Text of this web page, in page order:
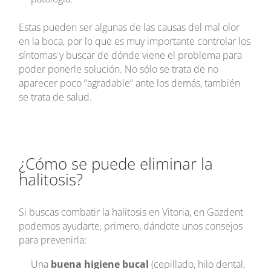
Estas pueden ser algunas de las causas del mal olor
en la boca, por lo que es muy importante controlar los
síntomas y buscar de dónde viene el problema para
poder ponerle solución. No sólo se trata de no
aparecer poco “agradable” ante los demás, también
se trata de salud.
¿Cómo se puede eliminar la
halitosis?
Si buscas combatir la halitosis en Vitoria, en Gazdent
podemos ayudarte, primero, dándote unos consejos
para prevenirla:
Una buena higiene bucal (cepillado, hilo dental,